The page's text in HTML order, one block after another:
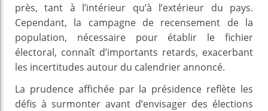
près, tant à l’intérieur qu’à l’extérieur du pays.
Cependant, la campagne de recensement de la
population, nécessaire pour établir le fichier
électoral, connaît d’importants retards, exacerbant
les incertitudes autour du calendrier annoncé.
La prudence affichée par la présidence reflète les
défis à surmonter avant d’envisager des élections